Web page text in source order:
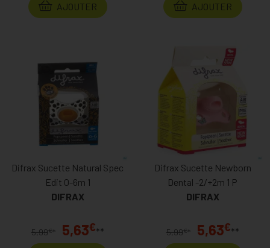
AJOUTER
AJOUTER
Difrax Sucette Natural Spec
Edit 0-6m 1
DIFRAX
5,99€ * 5,63€**
Difrax Sucette Newborn
Dental -2/+2m 1 P
DIFRAX
5,99€ * 5,63€**